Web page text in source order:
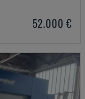
52.000 €